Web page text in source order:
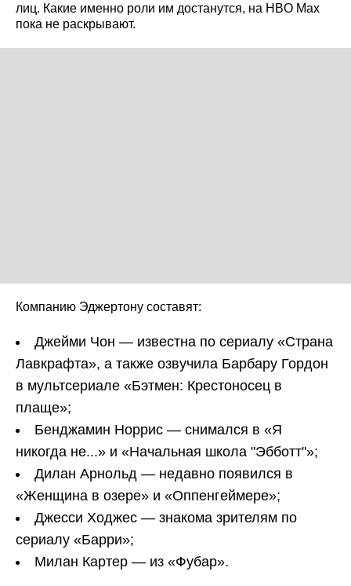
лиц. Какие именно роли им достанутся, на HBO Max
пока не раскрывают.
Компанию Эджертону составят:
Джейми Чон — известна по сериалу «Страна
Лавкрафта», а также озвучила Барбару Гордон
в мультсериале «Бэтмен: Крестоносец в
плаще»;
Бенджамин Норрис — снимался в «Я
никогда не...» и «Начальная школа "Эбботт"»;
Дилан Арнольд — недавно появился в
«Женщина в озере» и «Оппенгеймере»;
Джесси Ходжес — знакома зрителям по
сериалу «Барри»;
Милан Картер — из «Фубар».